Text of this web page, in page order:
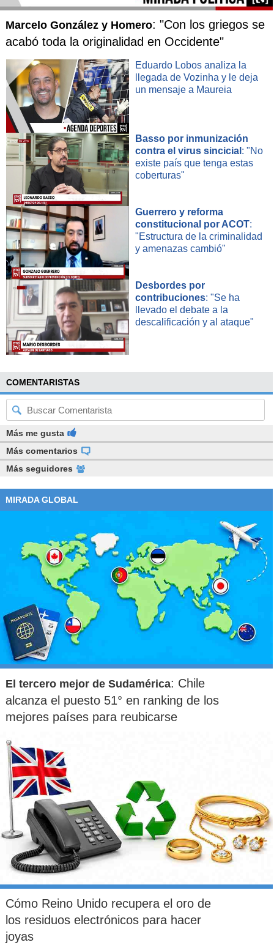
Marcelo González y Homero: "Con los griegos se
acabó toda la originalidad en Occidente"
Eduardo Lobos analiza la
llegada de Vozinha y le deja
un mensaje a Maureia
Basso por inmunización
contra el virus sincicial : "No
existe país que tenga estas
coberturas"
Guerrero y reforma
constitucional por ACOT:
"Estructura de la criminalidad
y amenazas cambió"
Desbordes por
contribuciones: "Se ha
llevado el debate a la
descalificación y al ataque"
COMENTARISTAS
Más me gusta
Más comentarios
Más seguidores
MIRADA GLOBAL
El tercero mejor de Sudamérica: Chile
alcanza el puesto 51° en ranking de los
mejores países para reubicarse
Cómo Reino Unido recupera el oro de
los residuos electrónicos para hacer
joyas